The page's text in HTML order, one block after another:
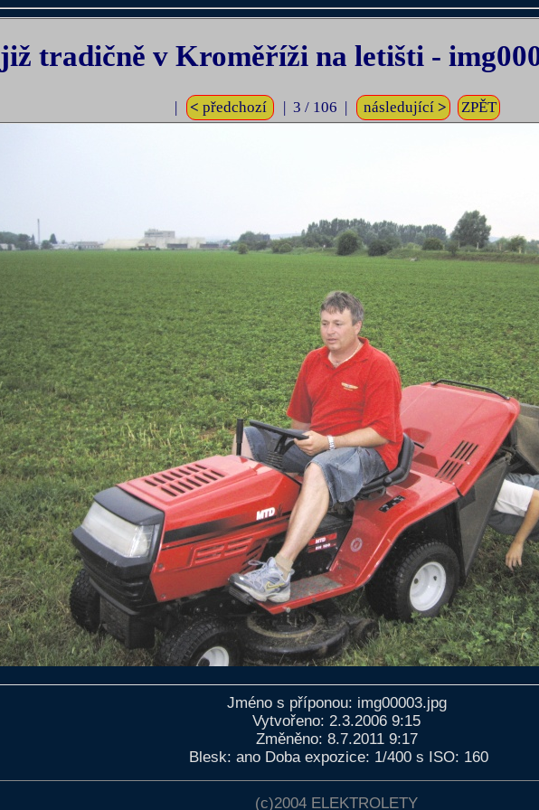
již tradičně v Kroměříži na letišti -
< předchozí | 3 / 106 | následující > ZPĚT
Jméno s příponou: img00003.jpg
Vytvořeno: 2.3.2006 9:15
Změněno: 8.7.2011 9:17
Blesk: ano Doba expozice: 1/400 s ISO: 160
(c)2004 ELEKTROLETY